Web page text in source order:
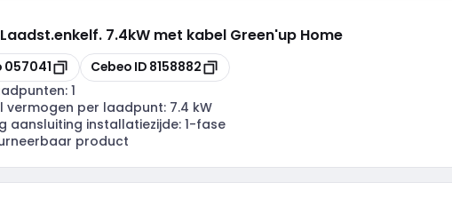
Laadst.enkelf. 7.4kW met kabel Green'up Home
057041 Kopiëren
Cebeo ID 8158882
1
vermogen per laadpunt: 7.4 kW
aansluiting installatiezijde: 1-fase
product